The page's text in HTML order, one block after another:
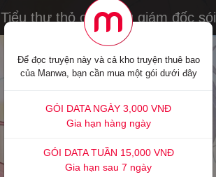
Tiểu thư thỏ của tổng giám đốc sói
Để đọc truyện này và cả kho truyện thuê bao
của Manwa, bạn cần mua một gói dưới đây
GÓI DATA NGÀY 3,000 VNĐ
Gia hạn hàng ngày
GÓI DATA TUẦN 15,000 VNĐ
Gia hạn sau 7 ngày